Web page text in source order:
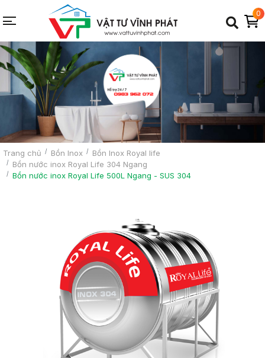
0
Trang chủ Bồn Inox
Bồn Inox Royal life
Bồn nước inox Royal Life 304 Ngang
Bồn nước inox Royal Life 500L Ngang - SUS 304